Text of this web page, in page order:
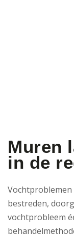
Muren
in de
bestreden,
vochtprobleem